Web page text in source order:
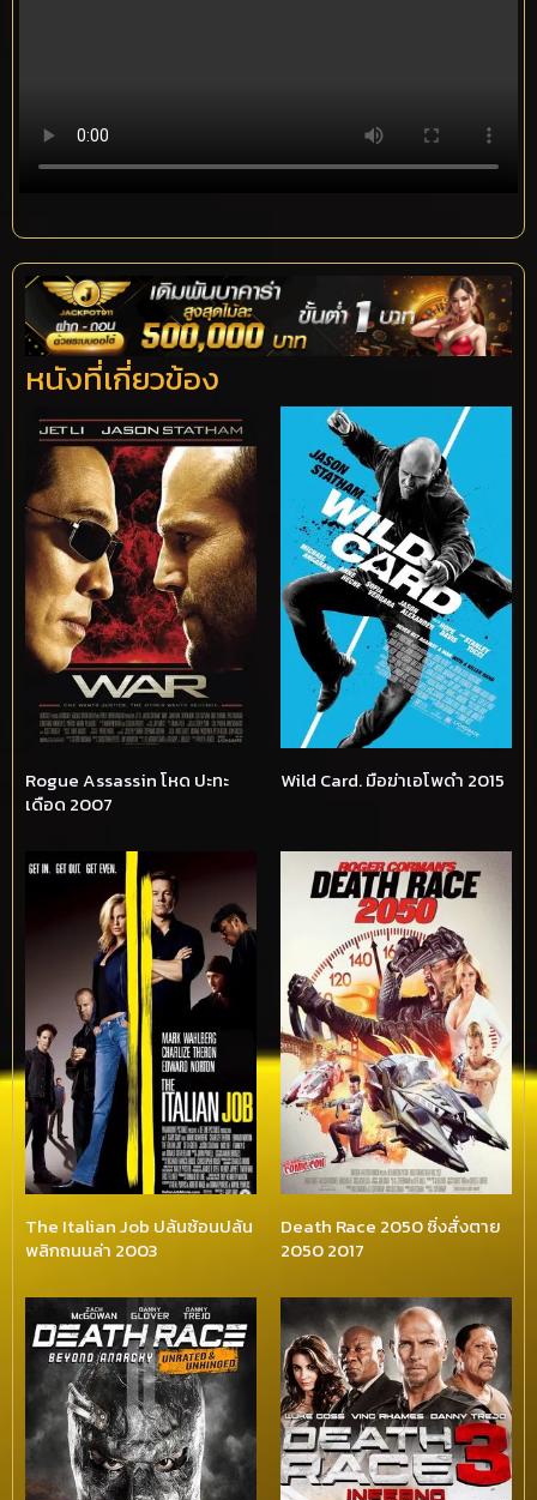
หนังที่เกี่ยวข้อง
Rogue Assassin โหด ปะทะ
เดือด 2007
Wild Card. มือฆ่าเอโพดำ 2015
The Italian Job ปล้นซ้อนปล้น
พลิกถนนล่า 2003
Death Race 2050 ซิ่งสั่งตาย
2050 2017